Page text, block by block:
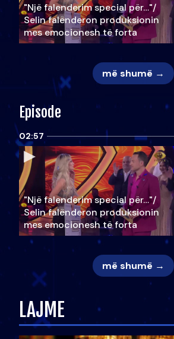
"Një falenderim special për…"/
Selin falënderon produksionin
mes emocionesh të forta
më shumë →
Episode
02:57
"Një falenderim special për…"/
Selin falënderon produksionin
mes emocionesh të forta
më shumë →
LAJME